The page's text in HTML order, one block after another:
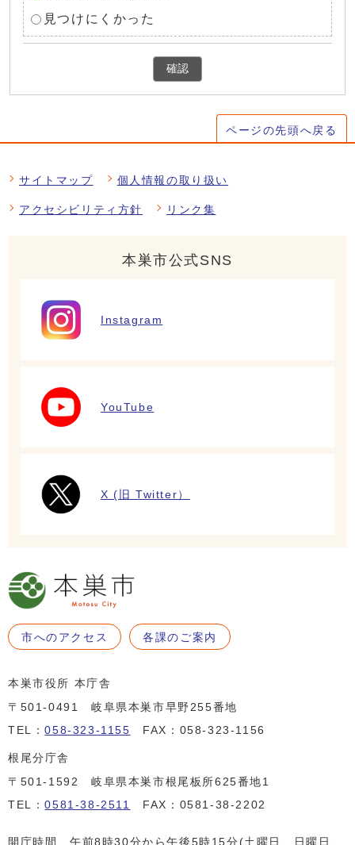
見つけにくかった
確認
ページの先頭へ戻る
サイトマップ 個人情報の取り扱い
アクセシビリティ方針 リンク集
本巣市公式SNS
Instagram
YouTube
X (旧 Twitter）
市へのアクセス 各課のご案内
本巣市役所 本庁舎
〒501-0491 岐阜県本巣市早野255番地
TEL：058-323-1155 FAX：058-323-1156
根尾分庁舎
〒501-1592 岐阜県本巣市根尾板所625番地1
TEL：0581-38-2511 FAX：0581-38-2202
開庁時間 午前8時30分から午後5時15分(土曜日、日曜日、